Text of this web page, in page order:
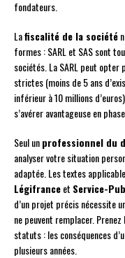
fondateurs.
Lafiscalité de la société
formes : SARL et SAS sont
sociétés. La SARL peut opter
strictes (moins de 5 ans
inférieur à 10 millions
s’avérer avantageuse en
Seul unprofessionnel du
analyser votre situation
adaptée. Les textes
Légifranceet Service-
d’un projet précis nécessite
ne peuvent remplacer.
statuts : les conséquences
plusieurs années.